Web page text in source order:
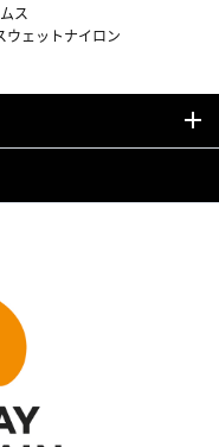
ス
ウェットナイロン